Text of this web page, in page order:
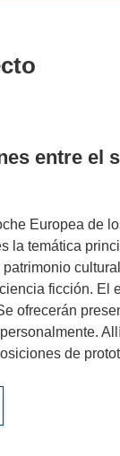
entre el
Europea de
la temática
ficción. El
ofrecerán
de